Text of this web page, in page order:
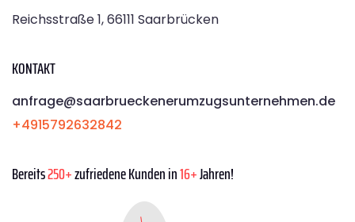
Reichsstraße 1, 66111 Saarbrücken
KONTAKT
anfrage@saarbrueckenerumzugsunternehmen.de
+4915792632842
Bereits250+zufriedene Kunden in16+Jahren!